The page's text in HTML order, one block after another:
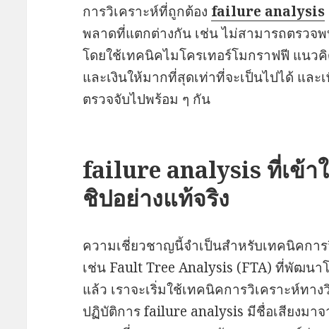
การวิเคราะห์ที่ถูกต้อง failure analysis
พลาดที่แตกต่างกัน เช่น ไม่สามารถตรวจ
โดยใช้เทคนิคไมโครเทอร์โมกราฟฟี แนว
และเงินให้มากที่สุดเท่าที่จะเป็นไปได้ แล
ตรวจจับไปพร้อม ๆ กัน
failure analysis ที่เข้า
ชิปอย่างแท้จริง
ความเชี่ยวชาญนี้จำเป็นสำหรับเทคนิคกา
เช่น Fault Tree Analysis (FTA) ที่พัฒนา
แล้ว เราจะเริ่มใช้เทคนิคการวิเคราะห์ทา
ปฏิบัติการ failure analysis มีชื่อเสียงมา